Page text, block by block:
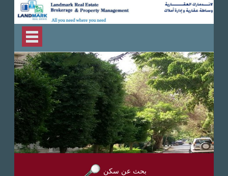
بحث عن سكن